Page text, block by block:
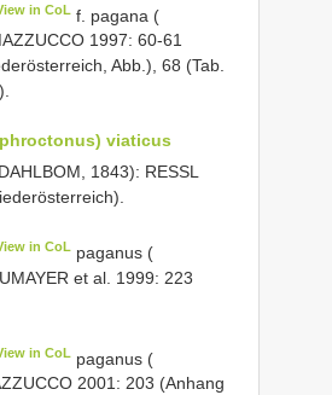
in CoL f. pagana (
1997: 60-61
Abb.), 68 (Tab.
viaticus
1843): RESSL
in CoL paganus (
et al. 1999: 223
in CoL paganus (
2001: 203 (Anhang